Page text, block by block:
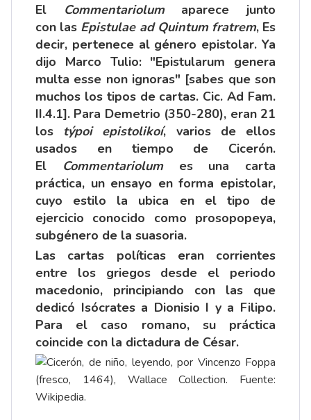
El Commentariolumaparece junto
con las Epistulae ad Quintum fratrem, Es
decir, pertenece al género epistolar. Ya
dijo Marco Tulio: "Epistularum genera
multa esse non ignoras" [sabes que son
muchos los tipos de cartas. Cic. Ad Fam.
II.4.1]. Para Demetrio (350-280), eran 21
los týpoi epistolikoí, varios de ellos
usados en tiempo de Cicerón.
El Commentariolumes una carta
práctica, un ensayo en forma epistolar,
cuyo estilo la ubica en el tipo de
ejercicio conocido como prosopopeya,
subgénero de la suasoria.
Las cartas políticas eran corrientes
entre los griegos desde el periodo
macedonio, principiando con las que
dedicó Isócrates a Dionisio I y a Filipo.
Para el caso romano, su práctica
coincide con la dictadura de César.